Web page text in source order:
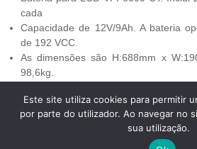
cada
Capacidade de 12V/9Ah. A bateria
de 192 VCC.
As dimensões são H:688mm x
98,6kg.
Copyright © 2026 UPS
Centros de Arbitragem-
Este site utiliza cookies para permitir
por parte do utilizador. Ao navegar no
sua utilização.